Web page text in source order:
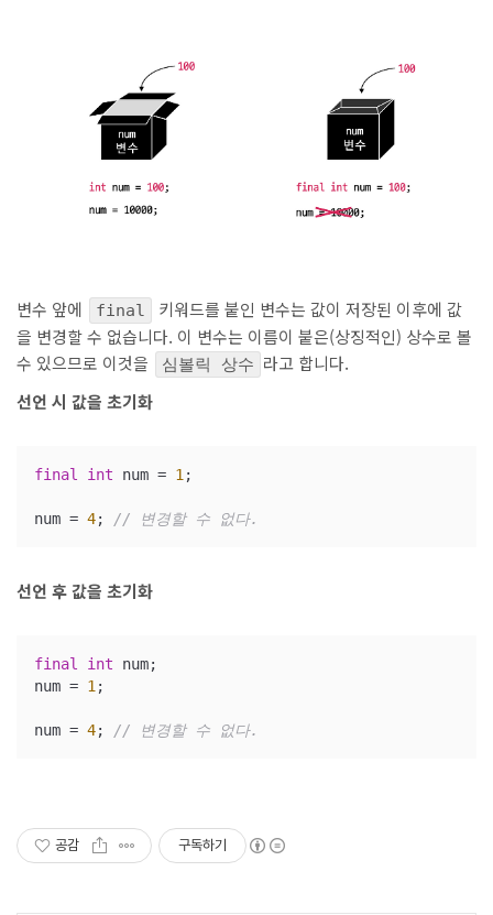
변수 앞에 final
키워드를 붙인 변수는 값이 저장된 이후에 값
을 변경할 수 없습니다. 이 변수는 이름이 붙은(상징적인) 상수로 볼
수 있으므로 이것을
심볼릭 상수 라고 합니다.
선언 시 값을 초기화
final int num = 1 ;
num = 4; // 변경할 수 없다.
선언 후 값을 초기화
final int num;
num = 1 ;
num = 4; // 변경할 수 없다.
공감 구독하기